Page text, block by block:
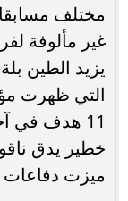
مختلف
غير مألوفة
يزيد الطين
التي ظهرت
11 هدف في
خطير يدق
ميزت دفاعات